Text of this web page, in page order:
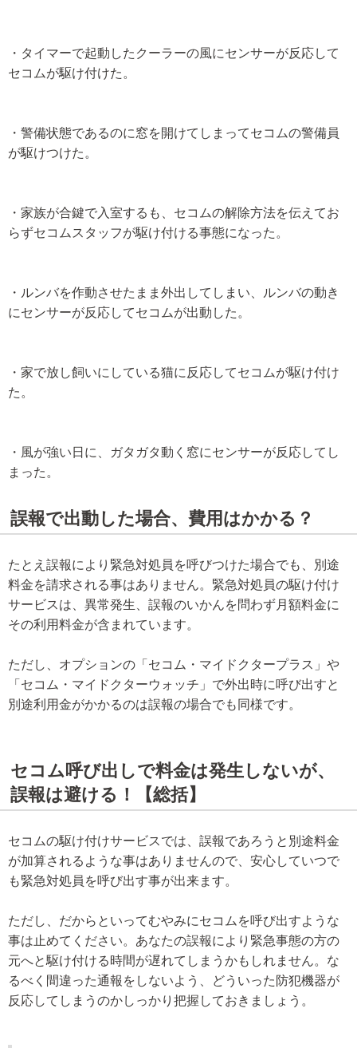
・タイマーで起動したクーラーの風にセンサーが反応して
セコムが駆け付けた。
・警備状態であるのに窓を開けてしまってセコムの警備員
が駆けつけた。
・家族が合鍵で入室するも、セコムの解除方法を伝えてお
らずセコムスタッフが駆け付ける事態になった。
・ルンバを作動させたまま外出してしまい、ルンバの動き
にセンサーが反応してセコムが出動した。
・家で放し飼いにしている猫に反応してセコムが駆け付け
た。
・風が強い日に、ガタガタ動く窓にセンサーが反応してし
まった。
誤報で出動した場合、費用はかかる？
たとえ誤報により緊急対処員を呼びつけた場合でも、別途
料金を請求される事はありません。緊急対処員の駆け付け
サービスは、異常発生、誤報のいかんを問わず月額料金に
その利用料金が含まれています。
ただし、オプションの「セコム・マイドクタープラス」や
「セコム・マイドクターウォッチ」で外出時に呼び出すと
別途利用金がかかるのは誤報の場合でも同様です。
セコム呼び出しで料金は発生しないが、
誤報は避ける！【総括】
セコムの駆け付けサービスでは、誤報であろうと別途料金
が加算されるような事はありませんので、安心していつで
も緊急対処員を呼び出す事が出来ます。
ただし、だからといってむやみにセコムを呼び出すような
事は止めてください。あなたの誤報により緊急事態の方の
元へと駆け付ける時間が遅れてしまうかもしれません。な
るべく間違った通報をしないよう、どういった防犯機器が
反応してしまうのかしっかり把握しておきましょう。